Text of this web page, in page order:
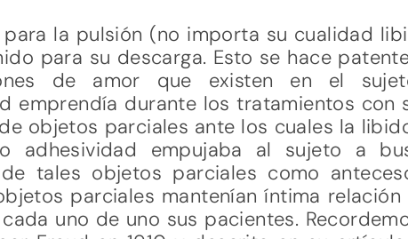
la pulsión (no importa su cualidad
para su descarga. Esto se hace
de amor que existen en el
emprendía durante los tratamientos con
objetos parciales ante los cuales la
adhesividad empujaba al sujeto a
tales objetos parciales como
parciales mantenían íntima
uno de uno sus pacientes.